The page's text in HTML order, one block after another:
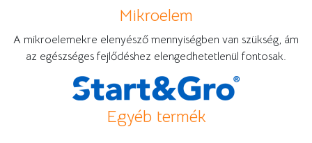
Mikroelem
A mikroelemekre elenyésző mennyiségben van szükség, ám
az egészséges fejlődéshez elengedhetetlenül fontosak.
Egyéb termék